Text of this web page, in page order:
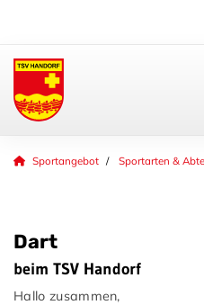
Sportangebot Sportarten &
Dart
beim TSV Handorf
Hallo zusammen,
Unser Verein
Jubiläum 2026
aktiv - fit & gesund